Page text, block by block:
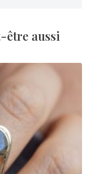
être aussi